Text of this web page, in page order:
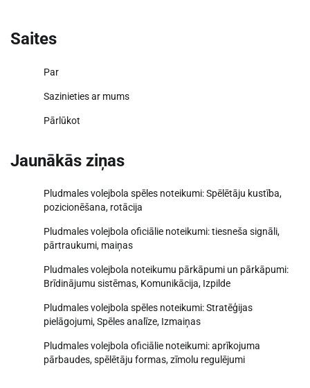
Saites
Par
Sazinieties ar mums
Pārlūkot
Jaunākās ziņas
Pludmales volejbola spēles noteikumi: Spēlētāju kustība,
pozicionēšana, rotācija
Pludmales volejbola oficiālie noteikumi: tiesneša signāli,
pārtraukumi, maiņas
Pludmales volejbola noteikumu pārkāpumi un pārkāpumi:
Brīdinājumu sistēmas, Komunikācija, Izpilde
Pludmales volejbola spēles noteikumi: Stratēģijas
pielāgojumi, Spēles analīze, Izmaiņas
Pludmales volejbola oficiālie noteikumi: aprīkojuma
pārbaudes, spēlētāju formas, zīmolu regulējumi